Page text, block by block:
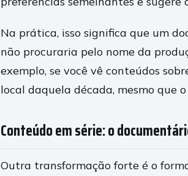
Na prática, isso significa que um
não procuraria pelo nome da
exemplo, se você vê conteúdos
local daquela década, mesmo que
Conteúdo em série: o
Outra transformação forte é o